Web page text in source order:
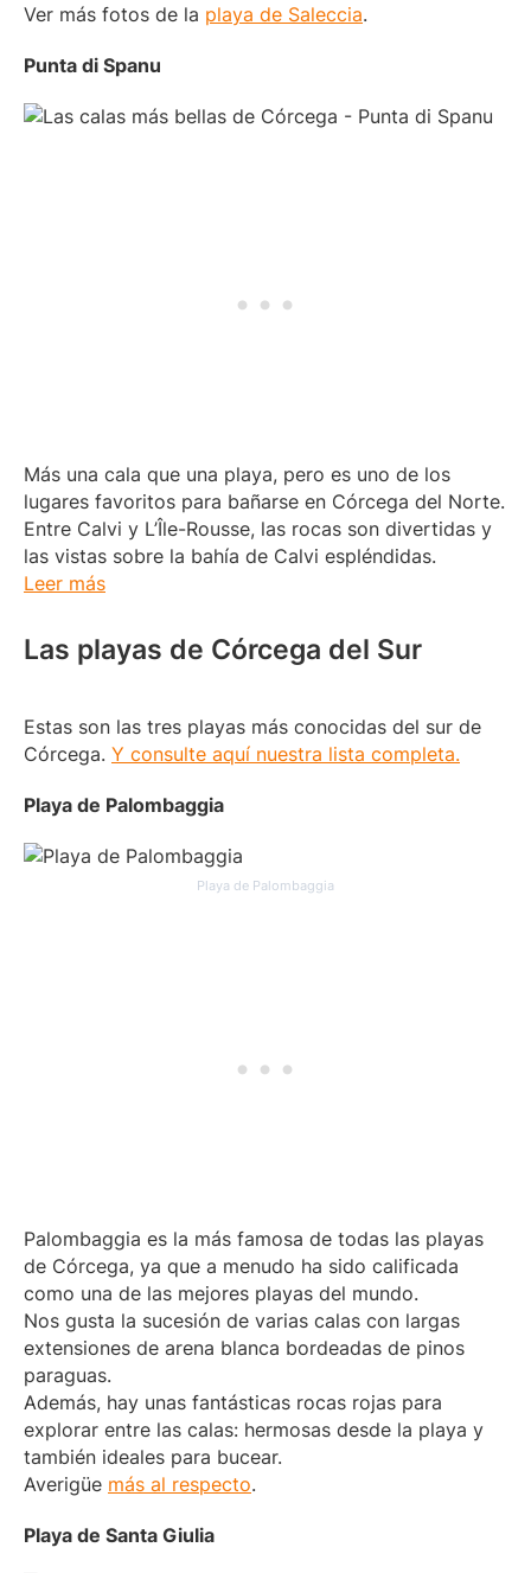
Ver más fotos de la playa de Saleccia.
Punta di Spanu
Más una cala que una playa, pero es uno de los
lugares favoritos para bañarse en Córcega del Norte.
Entre Calvi y L’Île-Rousse, las rocas son divertidas y
las vistas sobre la bahía de Calvi espléndidas.
Leer más
Las playas de Córcega del Sur
Estas son las tres playas más conocidas del sur de
Córcega. Y consulte aquí nuestra lista completa.
Playa de Palombaggia
Playa de Palombaggia
Palombaggia es la más famosa de todas las playas
de Córcega, ya que a menudo ha sido calificada
como una de las mejores playas del mundo.
Nos gusta la sucesión de varias calas con largas
extensiones de arena blanca bordeadas de pinos
paraguas.
Además, hay unas fantásticas rocas rojas para
explorar entre las calas: hermosas desde la playa y
también ideales para bucear.
Averigüe más al respecto.
Playa de Santa Giulia